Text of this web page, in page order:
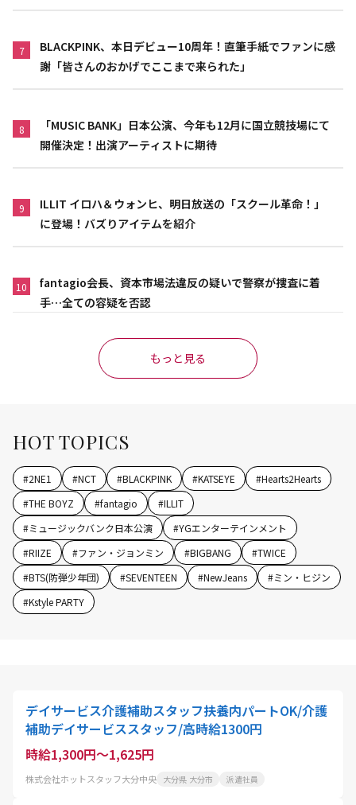
7
BLACKPINK、本日デビュー10周年！直筆手紙でファンに感
謝「皆さんのおかげでここまで来られた」
8
「MUSIC BANK」日本公演、今年も12月に国立競技場にて
開催決定！出演アーティストに期待
9
ILLIT イロハ＆ウォンヒ、明日放送の「スクール革命！」
に登場！バズりアイテムを紹介
10
fantagio会長、資本市場法違反の疑いで警察が捜査に着
手…全ての容疑を否認
もっと見る
HOT TOPICS
#2NE1 #NCT #BLACKPINK #KATSEYE #Hearts2Hearts
#THE BOYZ #fantagio #ILLIT
#ミュージックバンク日本公演 #YGエンターテインメント
#RIIZE #ファン・ジョンミン #BIGBANG #TWICE
#BTS(防弾少年団) #SEVENTEEN #NewJeans #ミン・ヒジン
#Kstyle PARTY
デイサービス介護補助スタッフ扶養内パートOK/介護
補助デイサービススタッフ/高時給1300円
時給1,300円～1,625円
株式会社ホットスタッフ大分中央 大分県 大分市 派遣社員